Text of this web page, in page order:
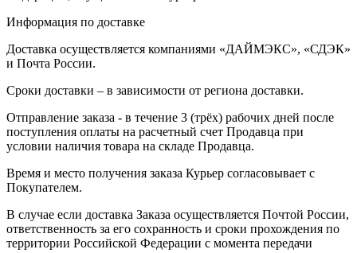
Информация по доставке
Доставка осуществляется компаниями «ДАЙМЭКС», «СДЭК»
и Почта России.
Сроки доставки – в зависимости от региона доставки.
Отправление заказа - в течение 3 (трёх) рабочих дней после
поступления оплаты на расчетный счет Продавца при
условии наличия товара на складе Продавца.
Время и место получения заказа Курьер согласовывает с
Покупателем.
В случае если доставка Заказа осуществляется Почтой России,
ответственность за его сохранность и сроки прохождения по
территории Российской Федерации с момента передачи